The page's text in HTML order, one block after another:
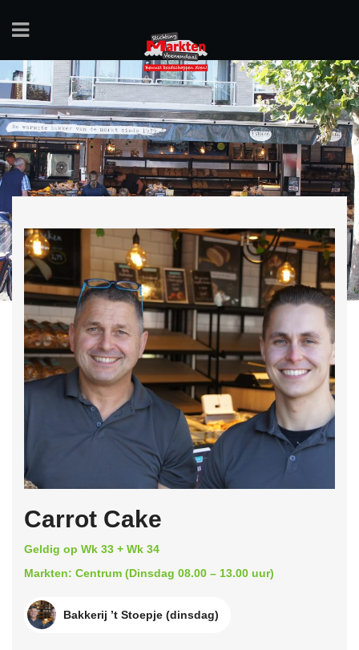
Carrot Cake
Geldig op Wk 33 + Wk 34
Markten: Centrum (Dinsdag 08.00 – 13.00 uur)
Bakkerij ’t Stoepje (dinsdag)